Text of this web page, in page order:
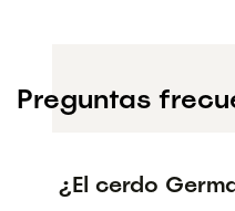
Preguntas
¿El cerdo